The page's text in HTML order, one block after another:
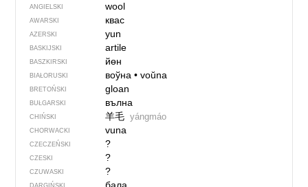
ANGIELSKI wool
AWARSKI квас
AZERSKI yun
BASKIJSKI artile
BASZKIRSKI йөн
BIAŁORUSKI воўна• voŭna
BRETOŃSKI gloan
BUŁGARSKI вълна
CHIŃSKI 羊毛 yángmáo
CHORWACKI vuna
CZECZEŃSKI ?
CZESKI ?
CZUWASKI ?
DARGIŃSKI